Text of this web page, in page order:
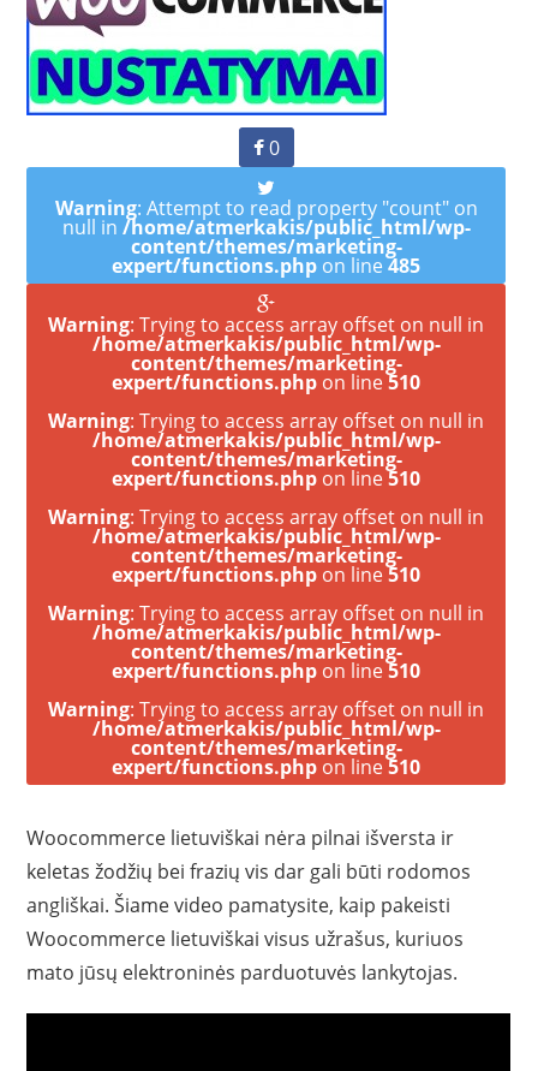
0
Warning: Attempt to read property "count" on
null in /home/atmerkakis/public_html/wp-
content/themes/marketing-
expert/functions.php on line485
Warning: Trying to access array offset on null in
/home/atmerkakis/public_html/wp-
content/themes/marketing-
expert/functions.php on line510
Warning: Trying to access array offset on null in
/home/atmerkakis/public_html/wp-
content/themes/marketing-
expert/functions.php on line510
Warning: Trying to access array offset on null in
/home/atmerkakis/public_html/wp-
content/themes/marketing-
expert/functions.php on line510
Warning: Trying to access array offset on null in
/home/atmerkakis/public_html/wp-
content/themes/marketing-
expert/functions.php on line510
Warning: Trying to access array offset on null in
/home/atmerkakis/public_html/wp-
content/themes/marketing-
expert/functions.php on line510
Woocommerce lietuviškai nėra pilnai išversta ir
keletas žodžių bei frazių vis dar gali būti rodomos
angliškai. Šiame video pamatysite, kaip pakeisti
Woocommerce lietuviškai visus užrašus, kuriuos
mato jūsų elektroninės parduotuvės lankytojas.